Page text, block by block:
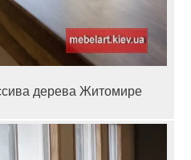
дерева Житомире